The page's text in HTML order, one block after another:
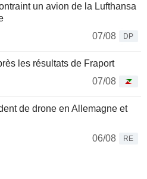
un avion de la Lufthansa
07/08
DP
les résultats de Fraport
07/08
de drone en Allemagne et
06/08
RE